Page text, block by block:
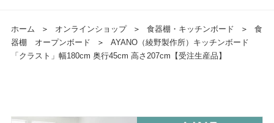
ホーム ＞ オンラインショップ ＞ 食器棚・キッチンボード ＞
食
器棚 オープンボード
＞
AYANO（綾野製作所）キッチンボード
「クラスト」幅180cm 奥行45cm 高さ207cm【受注生産品】